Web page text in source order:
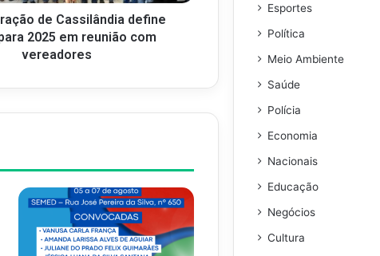
de Cassilândia define
2025 em reunião com
vereadores
Esportes
Política
Meio Ambiente
Saúde
Polícia
Economia
Nacionais
Educação
Negócios
Cultura